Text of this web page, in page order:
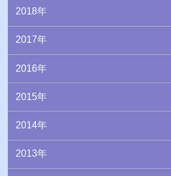
2018年
2017年
2016年
2015年
2014年
2013年